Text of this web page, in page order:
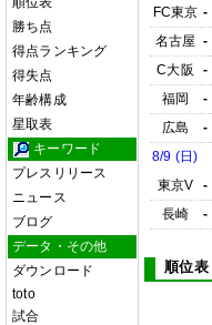
勝ち点
得点ランキング
得失点
年齢構成
星取表
キーワード
プレスリリース
ニュース
ブログ
データ・その他
ダウンロード
toto
試合
FC東京 -
名古屋 -
C大阪
-
福岡
-
広島
-
8/9 (日)
東京V
-
長崎
-
順位表